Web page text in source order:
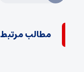
مطالب مرتبط